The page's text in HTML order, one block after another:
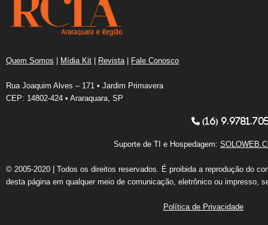
Quem Somos | Mídia Kit | Revista | Fale Conosco
Rua Joaquim Alves – 171 • Jardim Primavera
CEP: 14802-424 • Araraquara, SP
(16)
Suporte de TI e Hospedagem:
© 2005-2020 | Todos os direitos reservados. É proibida a reprodução do
desta página em qualquer meio de comunicação, eletrônico ou impresso,
Política de Privacidade